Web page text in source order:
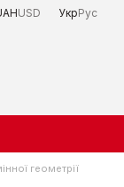
USD УкрРус
геометрії